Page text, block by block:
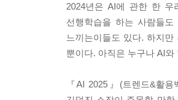
2024년은 AI에 관한 한 우
선행학습을 하는 사람들
느끼는이들도 있다. 하지
뿐이다. 아직은 누구나 AI
『AI 2025』(트렌드&활